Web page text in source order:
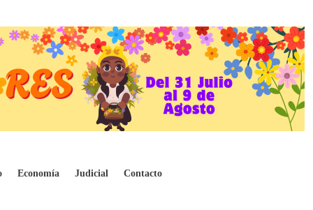
Economía Judicial Contacto
ecuatoriana.